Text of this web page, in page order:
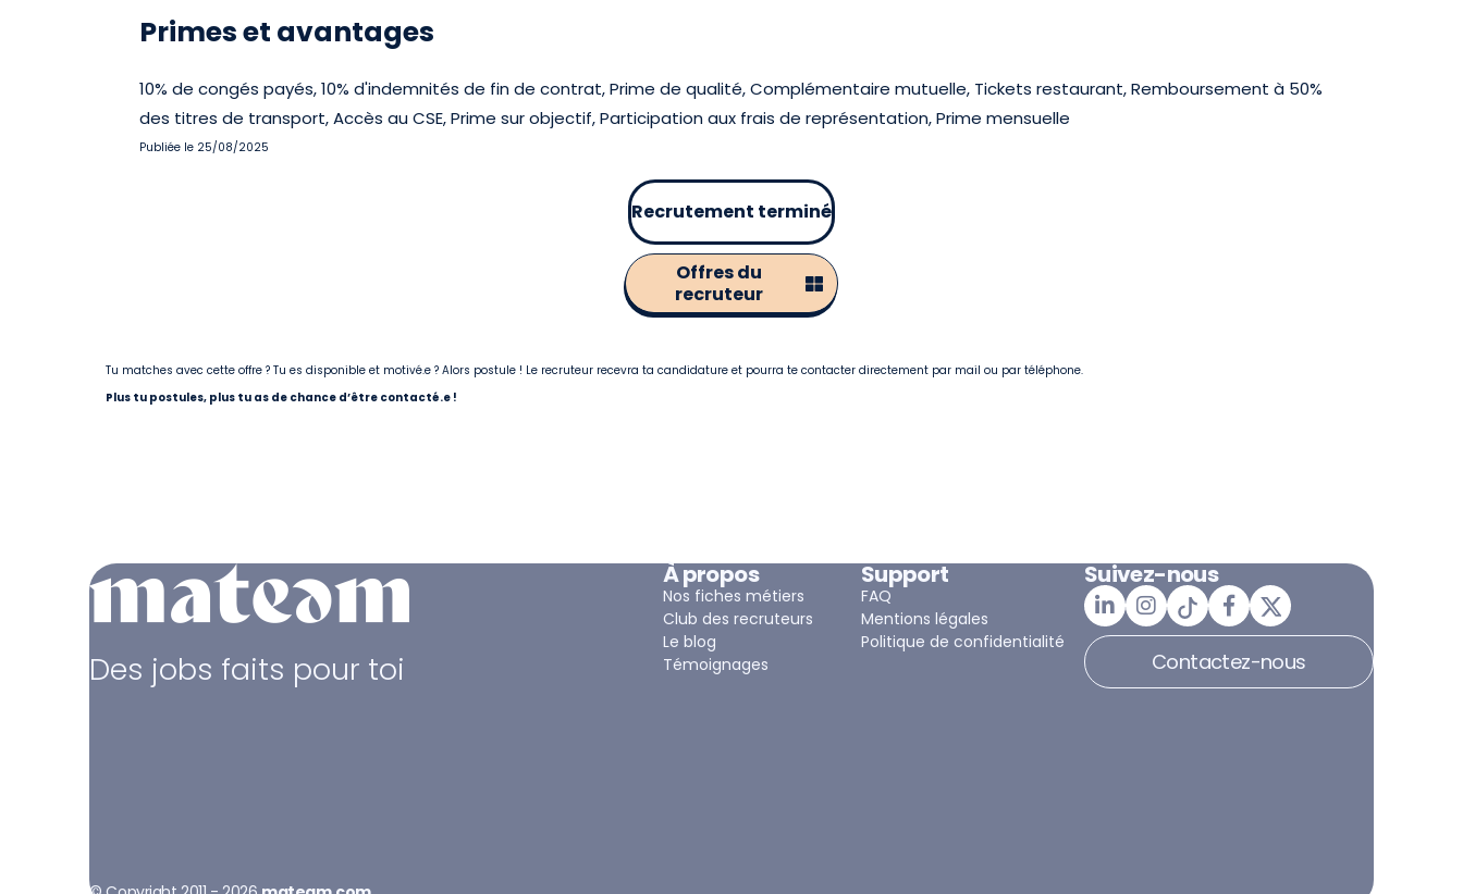
Primes et avantages
10% de congés payés, 10% d'indemnités de fin de contrat, Prime de qualité, Complémentaire mutuelle, Tickets restaurant, Remboursement à 50%
des titres de transport, Accès au CSE, Prime sur objectif, Participation aux frais de représentation, Prime mensuelle
Publiée le 25/08/2025
Recrutement terminé
Offres du
recruteur
Tu matches avec cette offre ? Tu es disponible et motivé.e ? Alors postule ! Le recruteur recevra ta candidature et pourra te contacter directement par mail ou par téléphone.
Plus tu postules, plus tu as de chance d’être contacté.e !
Des jobs faits pour toi
À propos
Nos fiches métiers
Club des recruteurs
Le blog
Témoignages
Support
FAQ
Mentions légales
Politique de confidentialité
Suivez-nous
Contactez-nous